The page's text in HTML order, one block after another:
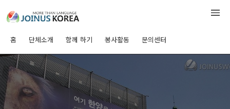
홈 단체소개 함께 하기 봉사활동 문의센터